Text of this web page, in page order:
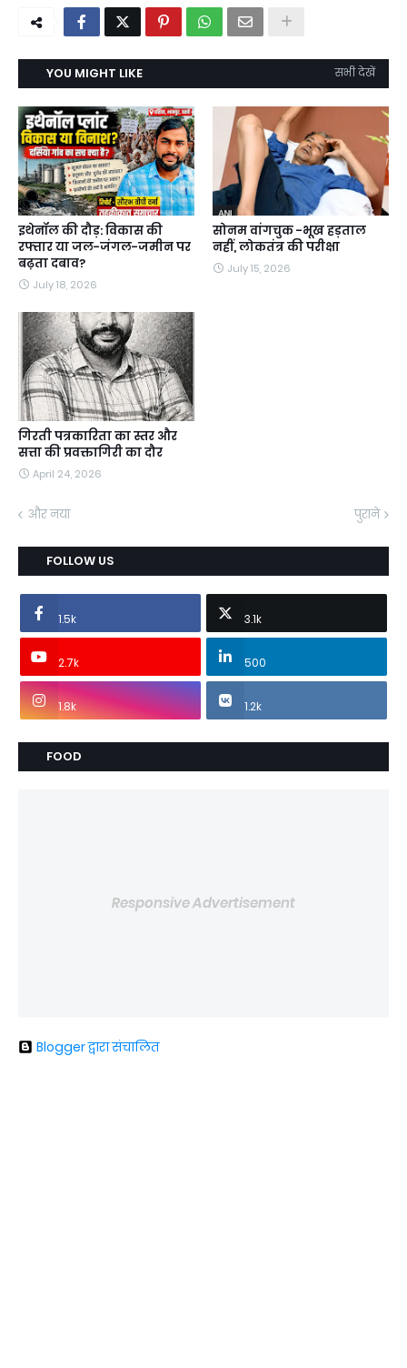
YOU MIGHT LIKE सभी देखें
इथेनॉल की दौड़: विकास की
रफ्तार या जल-जंगल-जमीन पर
बढ़ता दबाव?
July 18, 2026
सोनम वांगचुक -भूख हड़ताल
नहीं, लोकतंत्र की परीक्षा
July 15, 2026
गिरती पत्रकारिता का स्तर और
सत्ता की प्रवक्तागिरी का दौर
April 24, 2026
और नया पुराने
FOLLOW US
1.5k 3.1k
2.7k 500
1.8k 1.2k
FOOD
Responsive Advertisement
Blogger द्वारा संचालित